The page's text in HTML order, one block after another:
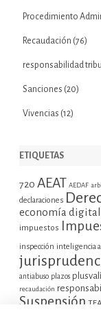
Procedimiento
Recaudación (76)
responsabilidad
Sanciones (20)
Vivencias (12)
ETIQUETAS
720 AEAT AEDAF
declaraciones
economía digital
impuestos
inspección inteligencia
antiabuso plazos
recaudación
Suspensión TEA